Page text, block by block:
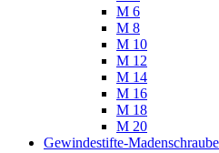
M 6
M 8
M 10
M 12
M 14
M 16
M 18
M 20
Gewindestifte-